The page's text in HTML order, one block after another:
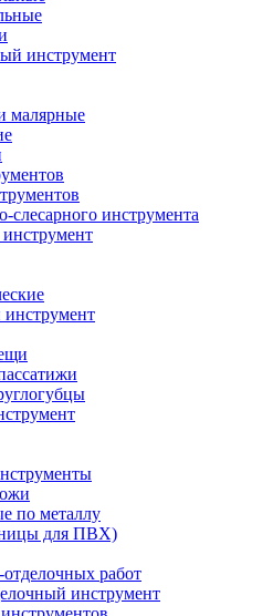
инструмент
малярные
слесарного инструмента
по металлу
для ПВХ)
работ
инструмент